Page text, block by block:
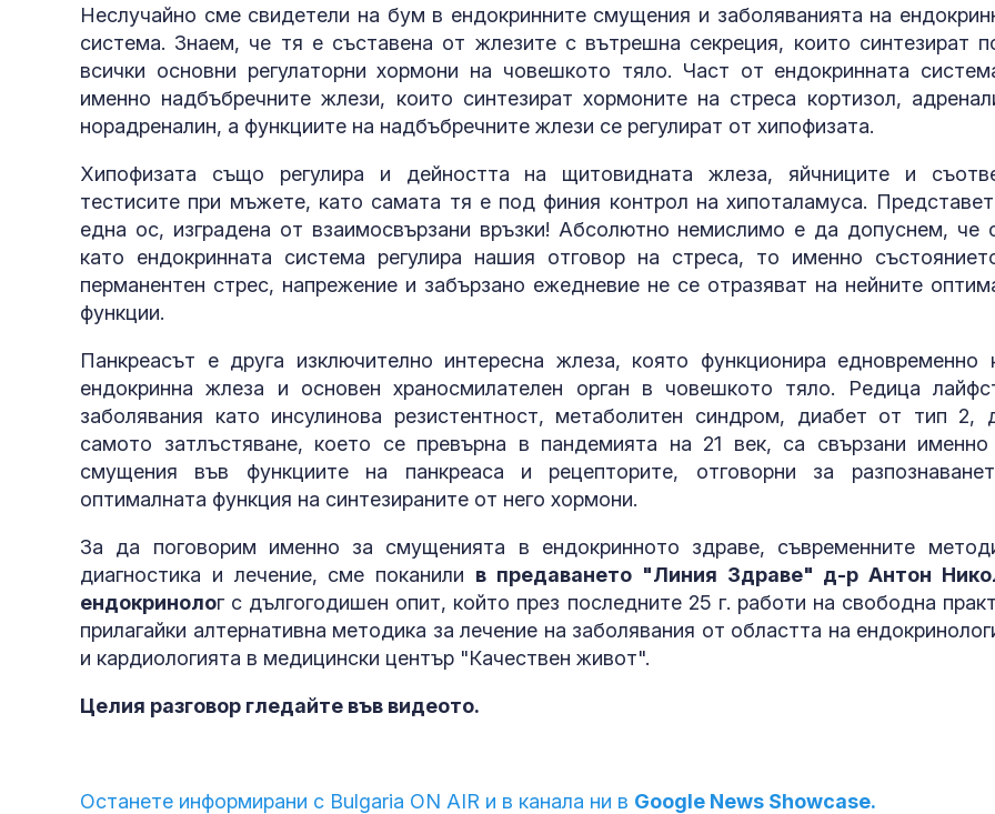
Неслучайно сме свидетели на бум в ендокринните смущения и заболяванията на
система. Знаем, че тя е съставена от жлезите с вътрешна секреция, които синтезират
всички основни регулаторни хормони на човешкото тяло. Част от ендокринната
именно надбъбречните жлези, които синтезират хормоните на стреса кортизол,
норадреналин, а функциите на надбъбречните жлези се регулират от хипофизата.
Хипофизата също регулира и дейността на щитовидната жлеза, яйчниците и
тестисите при мъжете, като самата тя е под финия контрол на хипоталамуса.
една ос, изградена от взаимосвързани връзки! Абсолютно немислимо е да допуснем, че
като ендокринната система регулира нашия отговор на стреса, то именно
перманентен стрес, напрежение и забързано ежедневие не се отразяват на нейните
функции.
Панкреасът е друга изключително интересна жлеза, която функционира едновременно
ендокринна жлеза и основен храносмилателен орган в човешкото тяло. Редица
заболявания като инсулинова резистентност, метаболитен синдром, диабет от тип 2,
самото затлъстяване, което се превърна в пандемията на 21 век, са свързани
смущения във функциите на панкреаса и рецепторите, отговорни за
оптималната функция на синтезираните от него хормони.
За да поговорим именно за смущенията в ендокринното здраве, съвременните
диагностика и лечение, сме поканили в предаването "Линия Здраве" д-р Антон
ендокринолог с дългогодишен опит, който през последните 25 г. работи на свободна
прилагайки алтернативна методика за лечение на заболявания от областта на
и кардиологията в медицински център "Качествен живот".
Целия разговор гледайте във видеото.
Останете информирани с Bulgaria ON AIR и в канала ни в Google News Showcase.
хеликоптери тренират
полети под радара
Как войните между
Иран и Украйна се
превърнаха в един
енергиен шок
бански в басейна за
ЧРД
САЩ засилват
Как да
протеинов
внимаваме?
родители:
чувството за